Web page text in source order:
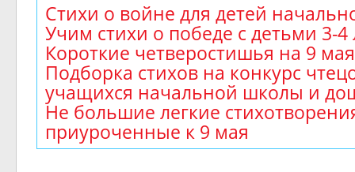
Стихи о войне для детей
Учим стихи о победе с детьми 3-4
Короткие четверостишья на 9
Подборка стихов на конкурс
учащихся начальной школы и
Не большие легкие
приуроченные к 9 мая